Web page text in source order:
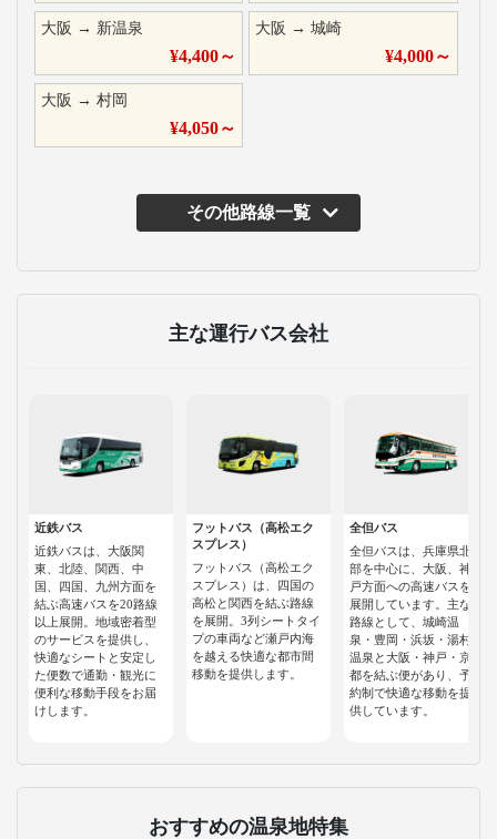
大阪 → 新温泉
¥4,400～
大阪 →城崎
¥4,000～
大阪 → 村岡
¥4,050～
その他路線一覧
主な運行バス会社
近鉄バス
近鉄バスは、大阪関
東、北陸、関西、中
国、四国、九州方面を
結ぶ高速バスを20路線
以上展開。地域密着型
のサービスを提供し、
快適なシートと安定し
た便数で通勤・観光に
便利な移動手段をお届
けします。
フットバス（高松エク
スプレス）
フットバス（高松エク
スプレス）は、四国の
高松と関西を結ぶ路線
を展開。3列シートタイ
プの車両など瀬戸内海
を越える快適な都市間
移動を提供します。
全但バス
全但バスは、兵庫県北
部を中心に、大阪、神
戸方面への高速バスを
展開しています。主な
路線として、城崎温
泉・豊岡・浜坂・湯村
温泉と大阪・神戸・京
都を結ぶ便があり、予
約制で快適な移動を提
供しています。
おすすめの温泉地特集